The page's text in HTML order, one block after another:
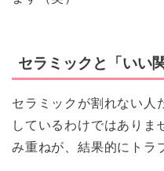
セラミックと「いい
セラミックが割れない人
しているわけではありま
み重ねが、結果的にトラ